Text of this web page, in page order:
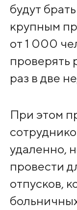
будут
крупным
от 1 000
проверять
раз в две
При этом
удаленно,
провести
отпусков,